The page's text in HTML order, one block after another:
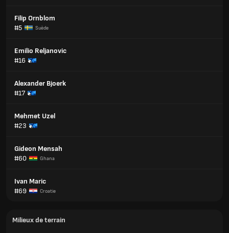
Filip Ornblom
#5
Suède
Emilio Reljanovic
#16
Alexander Bjoerk
#17
Mehmet Uzel
#23
Gideon Mensah
#60
Ghana
Ivan Maric
#69
Croatie
Milieux de terrain